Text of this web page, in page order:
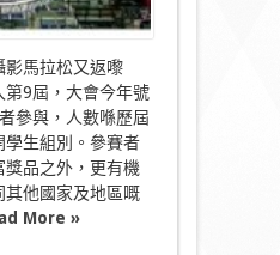
影馬拉松又返嚟
第9屆，大會今年號
參與，人數喺歷屆
學生組別。參賽者
獎品之外，更有機
其他國家及地區嘅
More »